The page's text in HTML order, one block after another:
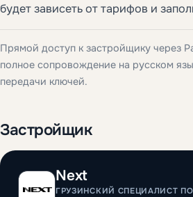
будет зависеть от тарифов и
Прямой доступ к застройщику через
полное сопровождение на русском
передачи ключей.
Застройщик
Next
ГРУЗИНСКИЙ СПЕЦИАЛИСТ